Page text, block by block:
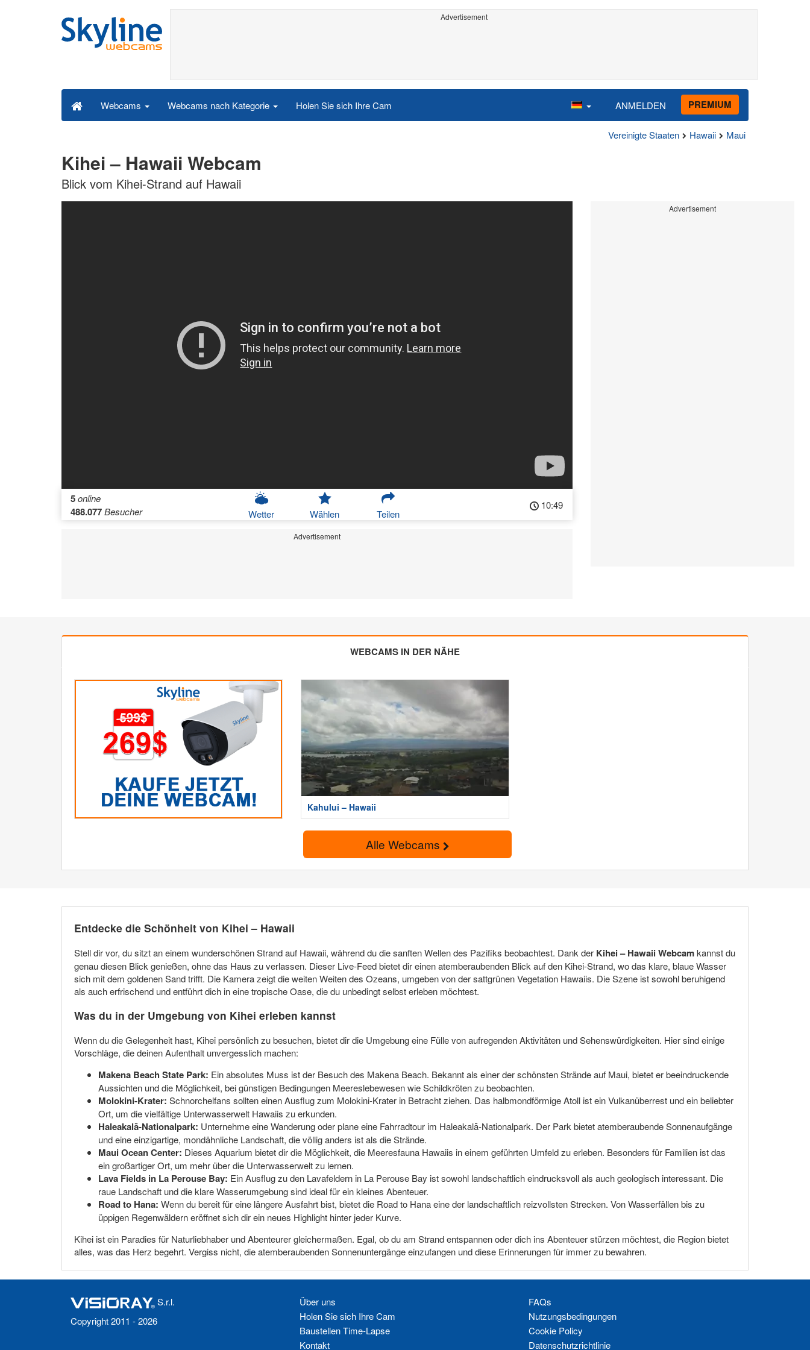
Advertisement
Webcams Webcams nach Kategorie Holen Sie sich Ihre Cam ANMELDEN PREMIUM
Vereinigte Staaten Hawaii Maui
Kihei – Hawaii Webcam
Blick vom Kihei-Strand auf Hawaii
5online
488.077Besucher Wetter Wählen Teilen
10:49
Advertisement
Advertisement
WEBCAMS IN DER NÄHE
Kahului – Hawaii
Alle Webcams
Entdecke die Schönheit von Kihei – Hawaii
Stell dir vor, du sitzt an einem wunderschönen Strand auf Hawaii, während du die sanften Wellen des Pazifiks beobachtest. Dank der Kihei – Hawaii Webcamkannst du
genau diesen Blick genießen, ohne das Haus zu verlassen. Dieser Live-Feed bietet dir einen atemberaubenden Blick auf den Kihei-Strand, wo das klare, blaue Wasser
sich mit dem goldenen Sand trifft. Die Kamera zeigt die weiten Weiten des Ozeans, umgeben von der sattgrünen Vegetation Hawaiis. Die Szene ist sowohl beruhigend
als auch erfrischend und entführt dich in eine tropische Oase, die du unbedingt selbst erleben möchtest.
Was du in der Umgebung von Kihei erleben kannst
Wenn du die Gelegenheit hast, Kihei persönlich zu besuchen, bietet dir die Umgebung eine Fülle von aufregenden Aktivitäten und Sehenswürdigkeiten. Hier sind einige
Vorschläge, die deinen Aufenthalt unvergesslich machen:
Makena Beach State Park: Ein absolutes Muss ist der Besuch des Makena Beach. Bekannt als einer der schönsten Strände auf Maui, bietet er beeindruckende
Aussichten und die Möglichkeit, bei günstigen Bedingungen Meereslebewesen wie Schildkröten zu beobachten.
Molokini-Krater: Schnorchelfans sollten einen Ausflug zum Molokini-Krater in Betracht ziehen. Das halbmondförmige Atoll ist ein Vulkanüberrest und ein beliebter
Ort, um die vielfältige Unterwasserwelt Hawaiis zu erkunden.
Haleakalā-Nationalpark: Unternehme eine Wanderung oder plane eine Fahrradtour im Haleakalā-Nationalpark. Der Park bietet atemberaubende Sonnenaufgänge
und eine einzigartige, mondähnliche Landschaft, die völlig anders ist als die Strände.
Maui Ocean Center: Dieses Aquarium bietet dir die Möglichkeit, die Meeresfauna Hawaiis in einem geführten Umfeld zu erleben. Besonders für Familien ist das
ein großartiger Ort, um mehr über die Unterwasserwelt zu lernen.
Lava Fields in La Perouse Bay: Ein Ausflug zu den Lavafeldern in La Perouse Bay ist sowohl landschaftlich eindrucksvoll als auch geologisch interessant. Die
raue Landschaft und die klare Wasserumgebung sind ideal für ein kleines Abenteuer.
Road to Hana: Wenn du bereit für eine längere Ausfahrt bist, bietet die Road to Hana eine der landschaftlich reizvollsten Strecken. Von Wasserfällen bis zu
üppigen Regenwäldern eröffnet sich dir ein neues Highlight hinter jeder Kurve.
Kihei ist ein Paradies für Naturliebhaber und Abenteurer gleichermaßen. Egal, ob du am Strand entspannen oder dich ins Abenteuer stürzen möchtest, die Region bietet
alles, was das Herz begehrt. Vergiss nicht, die atemberaubenden Sonnenuntergänge einzufangen und diese Erinnerungen für immer zu bewahren.
S.r.l.
Copyright 2011 - 2026
Über uns
Holen Sie sich Ihre Cam
Baustellen Time-Lapse
Kontakt
FAQs
Nutzungsbedingungen
Cookie Policy
Datenschutzrichtlinie